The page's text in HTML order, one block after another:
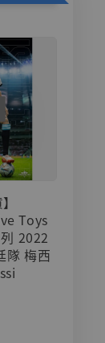
Toys
2022
隊 梅西